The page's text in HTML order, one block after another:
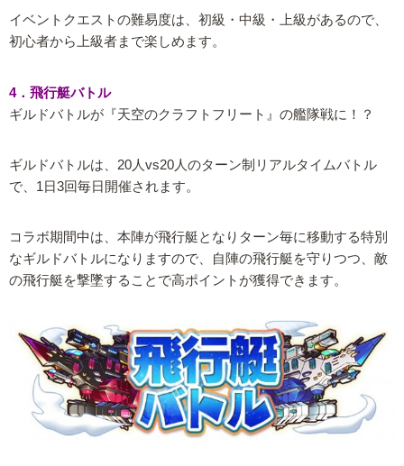
イベントクエストの難易度は、初級・中級・上級があるので、
初心者から上級者まで楽しめます。
4．飛行艇バトル
ギルドバトルが『天空のクラフトフリート』の艦隊戦に！？
ギルドバトルは、20人vs20人のターン制リアルタイムバトル
で、1日3回毎日開催されます。
コラボ期間中は、本陣が飛行艇となりターン毎に移動する特別
なギルドバトルになりますので、自陣の飛行艇を守りつつ、敵
の飛行艇を撃墜することで高ポイントが獲得できます。